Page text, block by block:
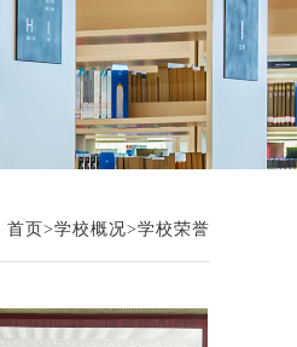
首页 学校概况 学校荣誉